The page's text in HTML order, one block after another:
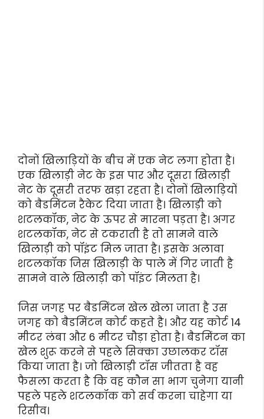
दोनों खिलाड़ियों के बीच में एक नेट लगा होता है।
एक खिलाड़ी नेट के इस पार और दूसरा खिलाड़ी
नेट के दूसरी तरफ खड़ा रहता है। दोनों खिलाड़ियों
को बैडमिंटन रैकेट दिया जाता है। खिलाड़ी को
शटलकॉक, नेट के ऊपर से मारना पड़ता है। अगर
शटलकॉक, नेट से टकराती है तो सामने वाले
खिलाड़ी को पॉइंट मिल जाता है। इसके अलावा
शटलकॉक जिस खिलाड़ी के पाले में गिर जाती है
सामने वाले खिलाड़ी को पॉइंट मिलता है।
जिस जगह पर बैडमिंटन खेल खेला जाता है उस
जगह को बैडमिंटन कोर्ट कहते है। और यह कोर्ट 14
मीटर लंबा और 6 मीटर चौड़ा होता है। बैडमिंटन का
खेल शुरू करने से पहले सिक्का उछालकर टॉस
किया जाता है। जो खिलाड़ी टॉस जीतता है वह
फैसला करता है कि वह कौन सा भाग चुनेगा यानी
पहले पहले शटलकॉक को सर्व करना चाहेगा या
रिसीव।